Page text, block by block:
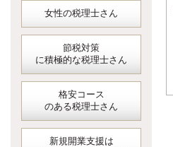
女性の税理士さん
節税対策
に積極的な税理士さん
格安コース
のある税理士さん
新規開業支援は